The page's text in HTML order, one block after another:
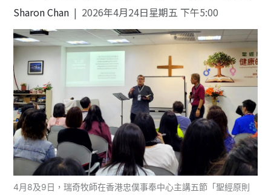
Sharon Chan 2026年4月24日星期五 下午5:00
4月8及9日，瑞奇牧師在香港忠僕事奉中心主講五節「聖經原則